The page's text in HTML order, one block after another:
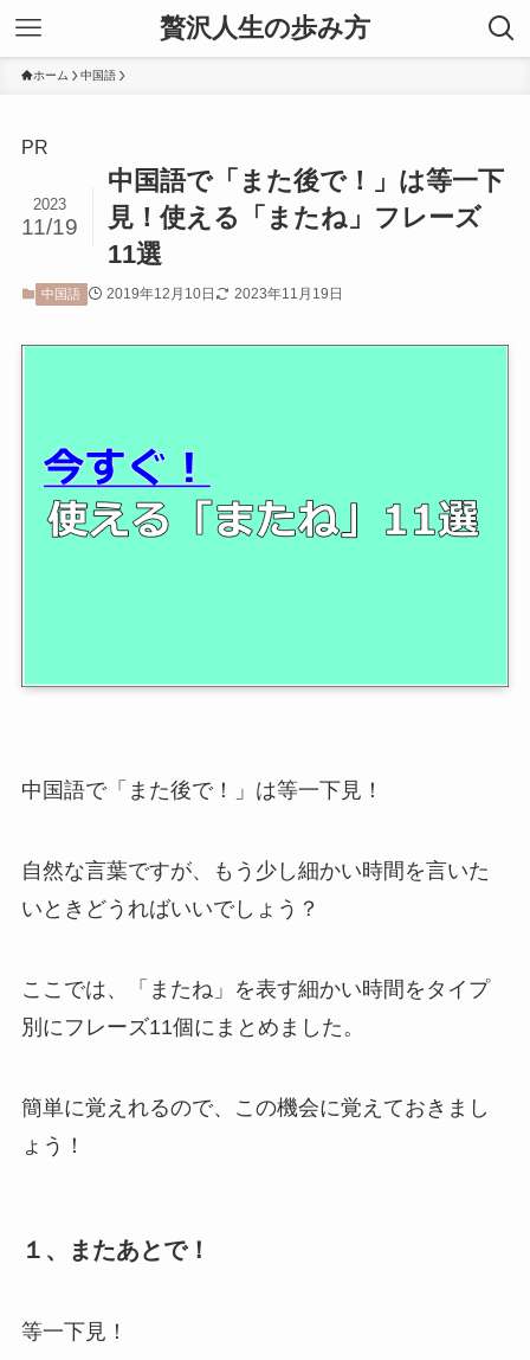
贅沢人生の歩み方
ホーム 中国語
PR
中国語で「また後で！」は等一下
見！使える「またね」フレーズ
11選
2023
11/19
中国語 2019年12月10日 2023年11月19日
中国語で「また後で！」は等一下見！
自然な言葉ですが、もう少し細かい時間を言いた
いときどうればいいでしょう？
ここでは、「またね」を表す細かい時間をタイプ
別にフレーズ11個にまとめました。
簡単に覚えれるので、この機会に覚えておきまし
ょう！
１、またあとで！
等一下見！